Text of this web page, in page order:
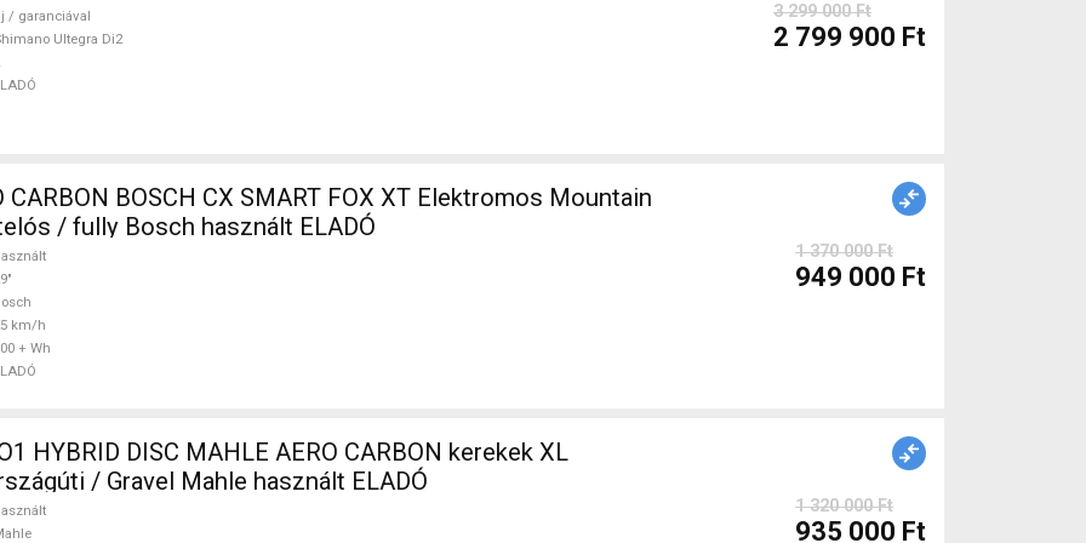
/ garanciával
Ultegra Di2
3 299 000 Ft
2 799 900 Ft
CARBON BOSCH CX SMART FOX XT Elektromos Mountain
/ fully Bosch használt ELADÓ
km/h
+ Wh
1 370 000 Ft
949 000 Ft
HYBRID DISC MAHLE AERO CARBON kerekek XL
/ Gravel Mahle használt ELADÓ
1 320 000 Ft
935 000 Ft